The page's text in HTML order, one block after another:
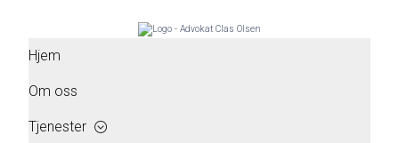
innholdHjem
Om oss
Tjenester